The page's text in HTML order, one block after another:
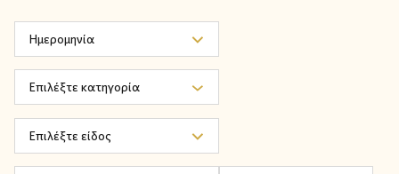
Ημερομηνία
Επιλέξτε κατηγορία
Επιλέξτε είδος